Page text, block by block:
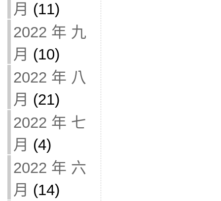
月 (11)
2022 年 九
月 (10)
2022 年 八
月 (21)
2022 年 七
月 (4)
2022 年 六
月 (14)